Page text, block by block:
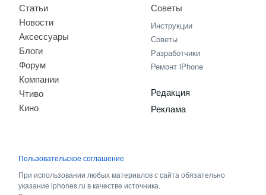
Статьи
Новости
Аксессуары
Блоги
Форум
Компании
Чтиво
Кино
Советы
Инструкции
Советы
Разработчики
Ремонт iPhone
Редакция
Реклама
Пользовательское соглашение
При использовании любых материалов с сайта обязательно
указание iphones.ru в качестве источника.